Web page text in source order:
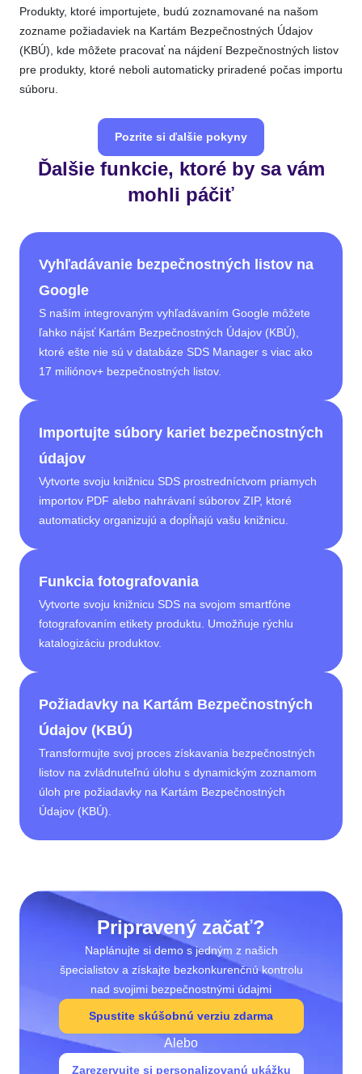
Produkty, ktoré importujete, budú zoznamované na našom
zozname požiadaviek na Kartám Bezpečnostných Údajov
(KBÚ), kde môžete pracovať na nájdení Bezpečnostných listov
pre produkty, ktoré neboli automaticky priradené počas importu
súboru.
Pozrite si ďalšie pokyny
Ďalšie funkcie, ktoré by sa vám
mohli páčiť
Vyhľadávanie bezpečnostných listov na
Google
S naším integrovaným vyhľadávaním Google môžete
ľahko nájsť Kartám Bezpečnostných Údajov (KBÚ),
ktoré ešte nie sú v databáze SDS Manager s viac ako
17 miliónov+ bezpečnostných listov.
Importujte súbory kariet bezpečnostných
údajov
Vytvorte svoju knižnicu SDS prostredníctvom priamych
importov PDF alebo nahrávaní súborov ZIP, ktoré
automaticky organizujú a dopĺňajú vašu knižnicu.
Funkcia fotografovania
Vytvorte svoju knižnicu SDS na svojom smartfóne
fotografovaním etikety produktu. Umožňuje rýchlu
katalogizáciu produktov.
Požiadavky na Kartám Bezpečnostných
Údajov (KBÚ)
Transformujte svoj proces získavania bezpečnostných
listov na zvládnuteľnú úlohu s dynamickým zoznamom
úloh pre požiadavky na Kartám Bezpečnostných
Údajov (KBÚ).
Pripravený začať?
Naplánujte si demo s jedným z našich
špecialistov a získajte bezkonkurenčnú kontrolu
nad svojimi bezpečnostnými údajmi
Spustite skúšobnú verziu zdarma
Alebo
Zarezervujte si personalizovanú ukážku